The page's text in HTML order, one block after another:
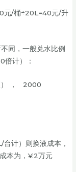
元/桶÷20L=40元/升
同，一般兑水比例
倍计）：
） ， 2000
计）则换液成本，
本为，¥:2万元